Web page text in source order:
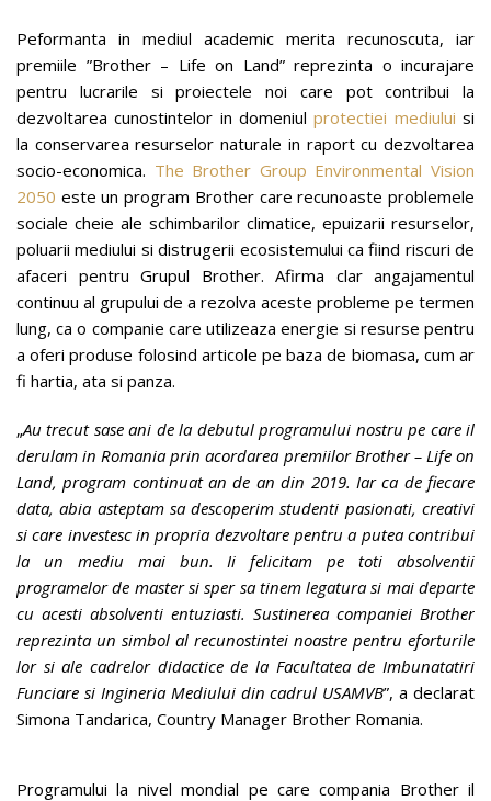
Peformanta in mediul academic merita recunoscuta, iar
premiile ”Brother – Life on Land” reprezinta o incurajare
pentru lucrarile si proiectele noi care pot contribui la
dezvoltarea cunostintelor in domeniulprotectiei mediului si
la conservarea resurselor naturale in raport cu dezvoltarea
socio-economica. The Brother Group Environmental Vision
2050 este un program Brother care recunoaste problemele
sociale cheie ale schimbarilor climatice, epuizarii resurselor,
poluarii mediului si distrugerii ecosistemului ca fiind riscuri de
afaceri pentru Grupul Brother. Afirma clar angajamentul
continuu al grupului de a rezolva aceste probleme pe termen
lung, ca o companie care utilizeaza energie si resurse pentru
a oferi produse folosind articole pe baza de biomasa, cum ar
fi hartia, ata si panza.
„Au trecut sase ani de la debutul programului nostru pe care il
derulam in Romania prin acordarea premiilor Brother – Life on
Land, program continuat an de an din 2019. Iar ca de fiecare
data, abia asteptam sa descoperim studenti pasionati, creativi
si care investesc in propria dezvoltare pentru a putea contribui
la un mediu mai bun. Ii felicitam pe toti absolventii
programelor de master si sper sa tinem legatura si mai departe
cu acesti absolventi entuziasti. Sustinerea companiei Brother
reprezinta un simbol al recunostintei noastre pentru eforturile
lor si ale cadrelor didactice de la Facultatea de Imbunatatiri
Funciare si Ingineria Mediului din cadrul USAMVB”, a declarat
Simona Tandarica, Country Manager Brother Romania.
Programului la nivel mondial pe care compania Brother il